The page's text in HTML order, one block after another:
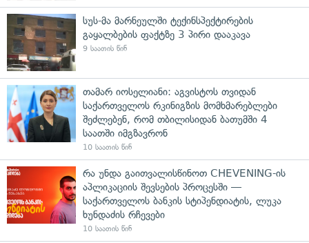
სუს-მა მარნეულში ტექინსპექტირების
გაყალბების ფაქტზე 3 პირი დააკავა
9 საათის წინ
თამარ იოსელიანი: აგვისტოს თვიდან
საქართველოს რკინიგზის მომხმარებლები
შეძლებენ, რომ თბილისიდან ბათუმში 4
საათში იმგზავრონ
10 საათის წინ
რა უნდა გაითვალისწინოთ CHEVENING-ის
აპლიკაციის შევსების პროცესში —
საქართველოს ბანკის სტიპენდიატის, ლუკა
ხუნდაძის რჩევები
10 საათის წინ